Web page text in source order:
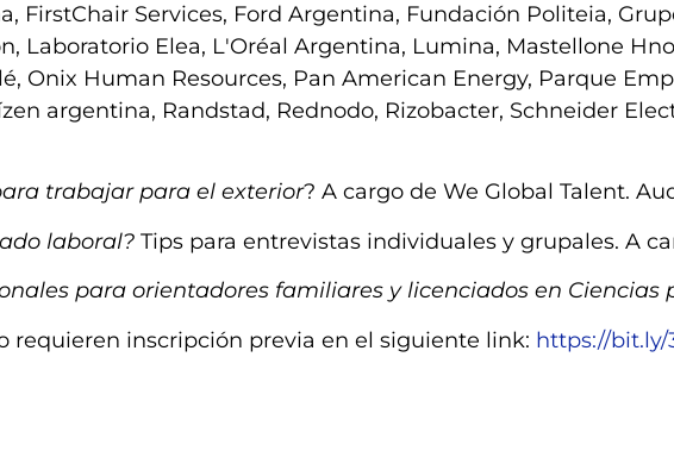
FirstChair Services, Ford Argentina, Fundación Politeia,
Laboratorio Elea, L'Oréal Argentina, Lumina, Mastellone
Onix Human Resources, Pan American Energy, Parque
argentina, Randstad, Rednodo, Rizobacter, Schneider
trabajar para el exterior? A cargo de We Global Talent.
laboral? Tips para entrevistas individuales y grupales. A
para orientadores familiares y licenciados en Ciencias
requieren inscripción previa en el siguiente link: https://bit.ly/